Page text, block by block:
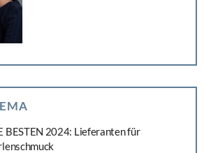
BESTEN 2024: Lieferanten für